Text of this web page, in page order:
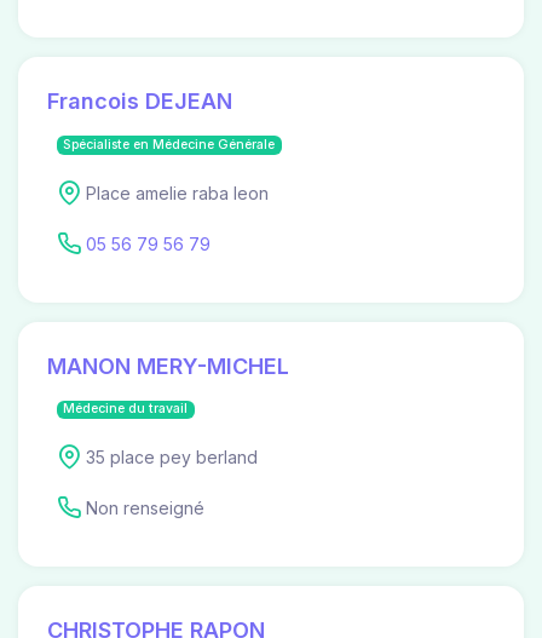
Francois DEJEAN
Spécialiste en Médecine Générale
Place amelie raba leon
05 56 79 56 79
MANON MERY-MICHEL
Médecine du travail
35 place pey berland
Non renseigné
CHRISTOPHE RAPON